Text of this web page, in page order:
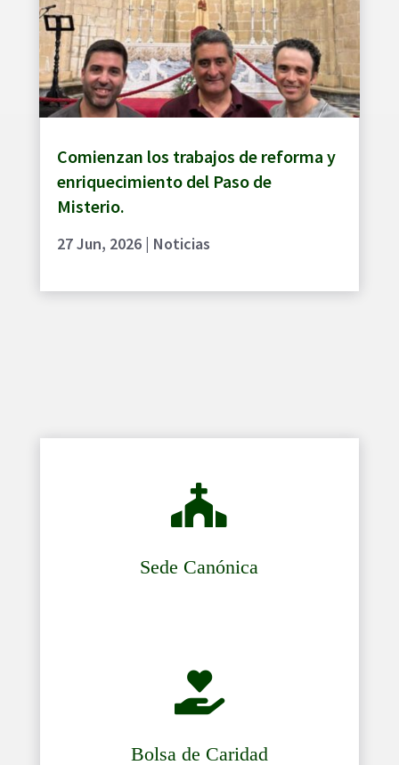
Comienzan los trabajos de reforma y
enriquecimiento del Paso de
Misterio.
27 Jun, 2026| Noticias

Sede Canónica

Bolsa de Caridad